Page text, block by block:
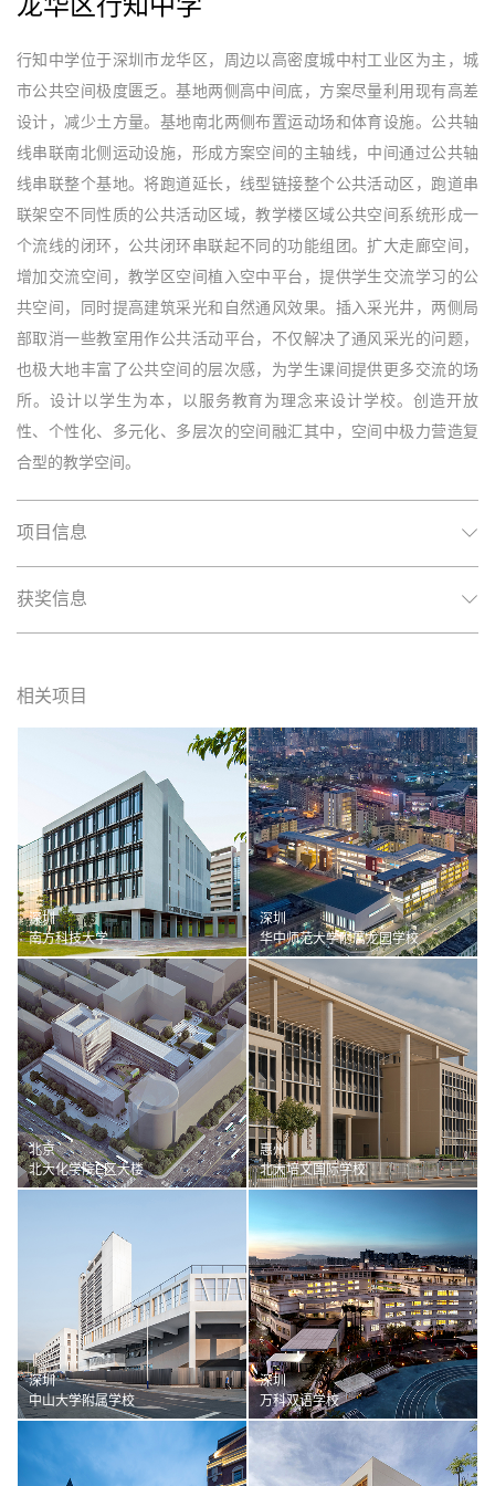
行知中学位于深圳市龙华区，周边以高密度城中村工业区为主，城
市公共空间极度匮乏。基地两侧高中间底，方案尽量利用现有高差
设计，减少土方量。基地南北两侧布置运动场和体育设施。公共轴
线串联南北侧运动设施，形成方案空间的主轴线，中间通过公共轴
线串联整个基地。将跑道延长，线型链接整个公共活动区，跑道串
联架空不同性质的公共活动区域，教学楼区域公共空间系统形成一
个流线的闭环，公共闭环串联起不同的功能组团。扩大走廊空间，
增加交流空间，教学区空间植入空中平台，提供学生交流学习的公
共空间，同时提高建筑采光和自然通风效果。插入采光井，两侧局
部取消一些教室用作公共活动平台，不仅解决了通风采光的问题，
也极大地丰富了公共空间的层次感，为学生课间提供更多交流的场
所。设计以学生为本，以服务教育为理念来设计学校。创造开放
性、个性化、多元化、多层次的空间融汇其中，空间中极力营造复
合型的教学空间。
项目信息
获奖信息
相关项目
深圳
南方科技大学
深圳
华中师范大学附属龙园学校
北京
北大化学院E区大楼
惠州
北大培文国际学校
深圳
中山大学附属学校
深圳
万科双语学校